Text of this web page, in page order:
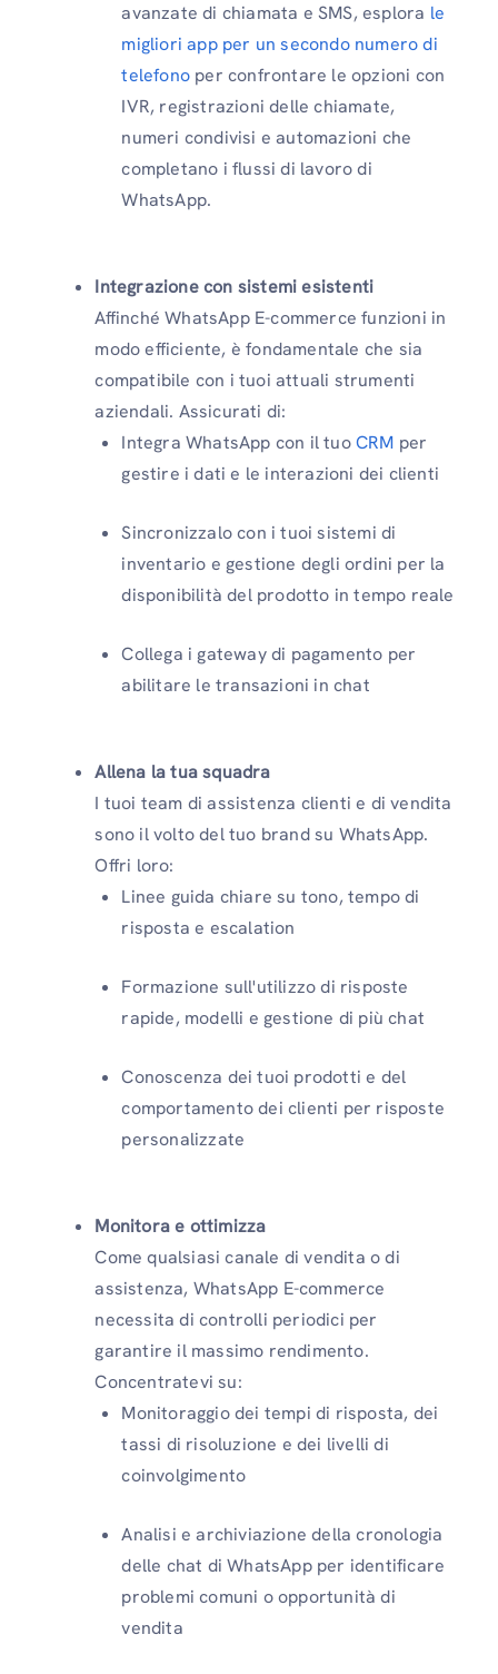
avanzate di chiamata e SMS, esplora le
migliori app per un secondo numero di
telefono per confrontare le opzioni con
IVR, registrazioni delle chiamate,
numeri condivisi e automazioni che
completano i flussi di lavoro di
WhatsApp.
Integrazione con sistemi esistenti
Affinché WhatsApp E-commerce funzioni in
modo efficiente, è fondamentale che sia
compatibile con i tuoi attuali strumenti
aziendali. Assicurati di:
Integra WhatsApp con il tuoCRM per
gestire i dati e le interazioni dei clienti
Sincronizzalo con i tuoi sistemi di
inventario e gestione degli ordini per la
disponibilità del prodotto in tempo reale
Collega i gateway di pagamento per
abilitare le transazioni in chat
Allena la tua squadra
I tuoi team di assistenza clienti e di vendita
sono il volto del tuo brand su WhatsApp.
Offri loro:
Linee guida chiare su tono, tempo di
risposta e escalation
Formazione sull'utilizzo di risposte
rapide, modelli e gestione di più chat
Conoscenza dei tuoi prodotti e del
comportamento dei clienti per risposte
personalizzate
Monitora e ottimizza
Come qualsiasi canale di vendita o di
assistenza, WhatsApp E-commerce
necessita di controlli periodici per
garantire il massimo rendimento.
Concentratevi su:
Monitoraggio dei tempi di risposta, dei
tassi di risoluzione e dei livelli di
coinvolgimento
Analisi e archiviazione della cronologia
delle chat di WhatsApp per identificare
problemi comuni o opportunità di
vendita